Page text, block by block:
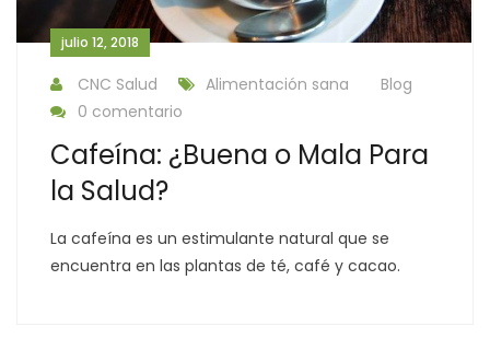
julio 12, 2018
CNC Salud Alimentación sana
Blog
0 comentario
Cafeína: ¿Buena o Mala Para
la Salud?
La cafeína es un estimulante natural que se
encuentra en las plantas de té, café y cacao.